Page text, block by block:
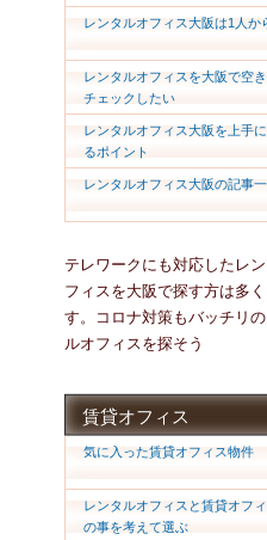
レンタルオフィス大阪は1人か
レンタルオフィスを大阪で空
チェックしたい
レンタルオフィス大阪を上手
るポイント
レンタルオフィス大阪の記事
テレワークにも対応したレ
フィスを大阪で探す方は多く
す。コロナ対策もバッチリ
ルオフィスを探そう
賃貸オフィス
気に入った賃貸オフィス物件
レンタルオフィスと賃貸オフ
の事を考えて選ぶ